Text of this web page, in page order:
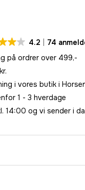
4.2
74
på ordrer over 499,-
i vores butik i
1 - 3 hverdage
14:00 og vi sender i